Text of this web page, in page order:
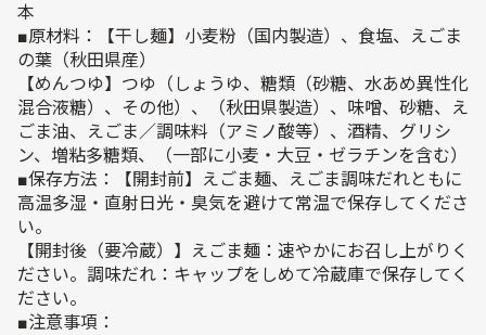
本
■原材料：【干し麺】小麦粉（国内製造）、食塩、えごま
の葉（秋田県産）
【めんつゆ】つゆ（しょうゆ、糖類（砂糖、水あめ異性化
混合液糖）、その他）、（秋田県製造）、味噌、砂糖、え
ごま油、えごま／調味料（アミノ酸等）、酒精、グリシ
ン、増粘多糖類、（一部に小麦・大豆・ゼラチンを含む）
■保存方法：【開封前】えごま麺、えごま調味だれともに
高温多湿・直射日光・臭気を避けて常温で保存してくださ
い。
【開封後（要冷蔵）】えごま麺：速やかにお召し上がりく
ださい。調味だれ：キャップをしめて冷蔵庫で保存してく
ださい。
■注意事項：